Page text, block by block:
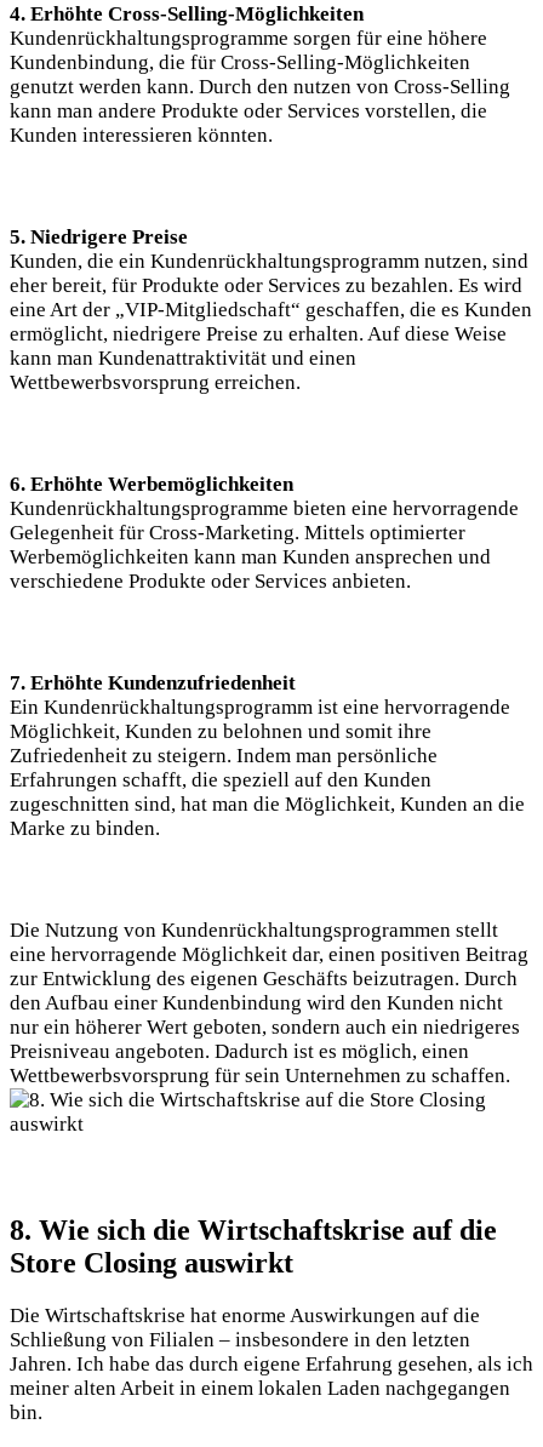
4. Erhöhte Cross-Selling-Möglichkeiten
Kundenrückhaltungsprogramme sorgen für eine höhere
Kundenbindung, die für Cross-Selling-Möglichkeiten
genutzt werden kann. Durch den nutzen von Cross-Selling
kann man andere Produkte oder Services vorstellen, die
Kunden interessieren könnten.
5. Niedrigere Preise
Kunden, die ein Kundenrückhaltungsprogramm nutzen, sind
eher bereit, für Produkte oder Services zu bezahlen. Es wird
eine Art der „VIP-Mitgliedschaft“ geschaffen, die es Kunden
ermöglicht, niedrigere Preise zu erhalten. Auf diese Weise
kann man Kundenattraktivität und einen
Wettbewerbsvorsprung erreichen.
6. Erhöhte Werbemöglichkeiten
Kundenrückhaltungsprogramme bieten eine hervorragende
Gelegenheit für Cross-Marketing. Mittels optimierter
Werbemöglichkeiten kann man Kunden ansprechen und
verschiedene Produkte oder Services anbieten.
7. Erhöhte Kundenzufriedenheit
Ein Kundenrückhaltungsprogramm ist eine hervorragende
Möglichkeit, Kunden zu belohnen und somit ihre
Zufriedenheit zu steigern. Indem man persönliche
Erfahrungen schafft, die speziell auf den Kunden
zugeschnitten sind, hat man die Möglichkeit, Kunden an die
Marke zu binden.
Die Nutzung von Kundenrückhaltungsprogrammen stellt
eine hervorragende Möglichkeit dar, einen positiven Beitrag
zur Entwicklung des eigenen Geschäfts beizutragen. Durch
den Aufbau einer Kundenbindung wird den Kunden nicht
nur ein höherer Wert geboten, sondern auch ein niedrigeres
Preisniveau angeboten. Dadurch ist es möglich, einen
Wettbewerbsvorsprung für sein Unternehmen zu schaffen.
8. Wie sich die Wirtschaftskrise auf die
Store Closing auswirkt
Die Wirtschaftskrise hat enorme Auswirkungen auf die
Schließung von Filialen – insbesondere in den letzten
Jahren. Ich habe das durch eigene Erfahrung gesehen, als ich
meiner alten Arbeit in einem lokalen Laden nachgegangen
bin.